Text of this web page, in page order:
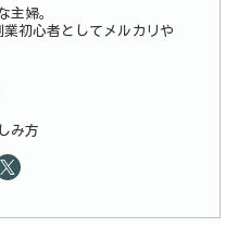
主婦。
初心者としてメルカリや
み方